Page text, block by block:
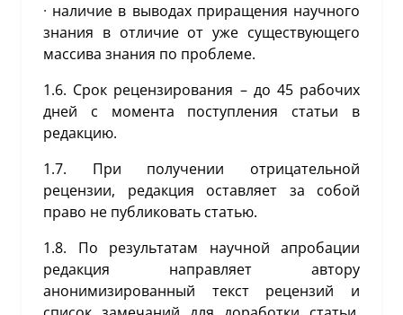
· наличие в выводах приращения научного
знания в отличие от уже существующего
массива знания по проблеме.
1.6. Срок рецензирования – до 45 рабочих
дней с момента поступления статьи в
редакцию.
1.7. При получении отрицательной
рецензии, редакция оставляет за собой
право не публиковать статью.
1.8. По результатам научной апробации
редакция направляет автору
анонимизированный текст рецензий и